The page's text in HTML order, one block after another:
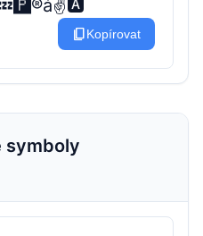
content_copyKopírovat
symboly